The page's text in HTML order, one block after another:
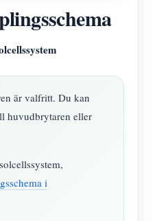
är valfritt. Du kan
huvudbrytaren eller
i